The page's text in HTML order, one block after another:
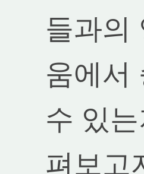
들과의
움에서
수 있
펴보고